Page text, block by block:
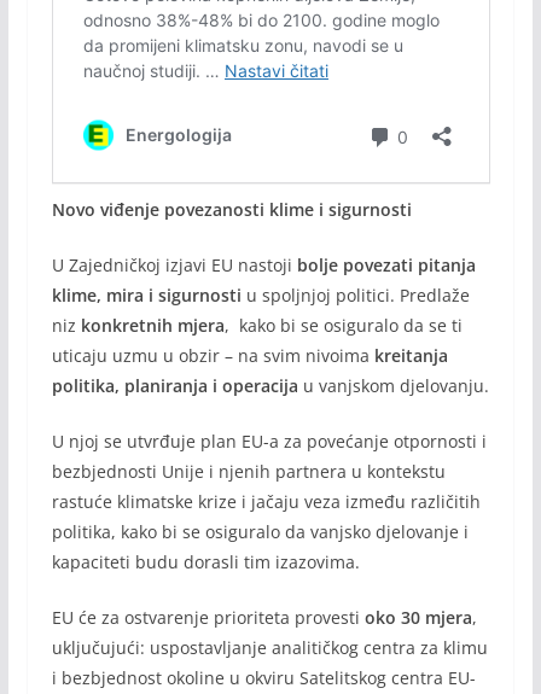
Novo viđenje povezanosti klime i sigurnosti
U Zajedničkoj izjavi EU nastoji bolje povezati pitanja
klime, mira i sigurnosti u spoljnjoj politici. Predlaže
niz konkretnih mjera, kako bi se osiguralo da se ti
uticaju uzmu u obzir – na svim nivoima kreitanja
politika, planiranja i operacija u vanjskom djelovanju.
U njoj se utvrđuje plan EU-a za povećanje otpornosti i
bezbjednosti Unije i njenih partnera u kontekstu
rastuće klimatske krize i jačaju veza između različitih
politika, kako bi se osiguralo da vanjsko djelovanje i
kapaciteti budu dorasli tim izazovima.
EU će za ostvarenje prioriteta provesti oko 30 mjera,
uključujući: uspostavljanje analitičkog centra za klimu
i bezbjednost okoline u okviru Satelitskog centra EU-